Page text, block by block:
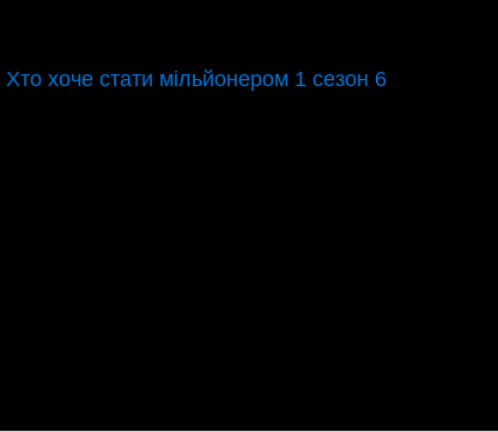
Хто хоче стати мільйонером 1 сезон 6